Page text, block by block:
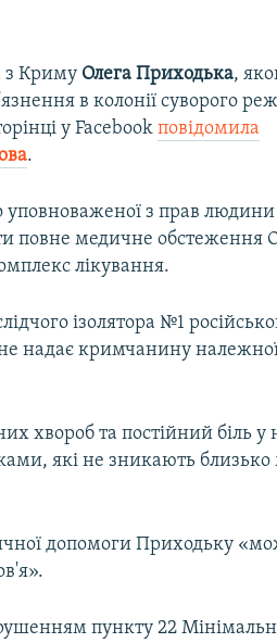
з Криму Олега Приходька,
в колонії суворого
у Facebookповідомила
.
з прав людини
повне медичне обстеження
лікування.
ізолятора №1
надає кримчанину
хвороб та постійний біль
які не зникають близько
допомоги Приходьку
пункту 22